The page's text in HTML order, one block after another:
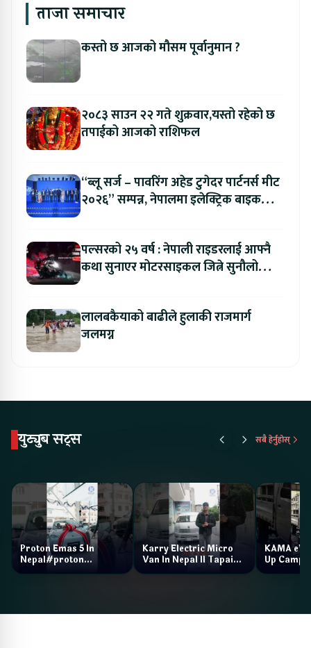
ताजा समाचार
कस्तो छ आजको मौसम पूर्वानुमान ?
२०८३ साउन २२ गते शुक्रवार,यस्तो रहेको छ
तपाईको आजको राशिफल
“ब्लू सर्ज – पावरिंग अहेड टुगेदर पार्टनर्स मीट
२०२६” सम्पन्न, नेपालमा इलेक्ट्रिक बाइक
पल्सरको २५ वर्ष : नेपाली राइडरलाई आफ्नै
कथा सुनाएर मोटरसाइकल जित्ने सुनौलो
लालबकैयाको बाढीले हुलाकी राजमार्ग
जलमग्न
युट्युब सट्स सबै हेर्नुहोस्
Proton Emas 5 In
Nepal#proton
#protonemas5#protonnepal#evcarnepal
Karry Electric Micro
Van In Nepal II Tapaiko
Bazar II Jankari
KAMA eV
Up Camp